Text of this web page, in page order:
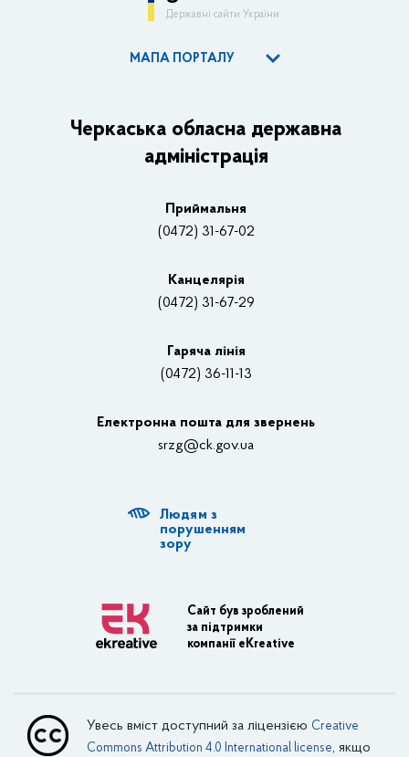
Державні сайти України
МАПА ПОРТАЛУ
Керівництво адміністрації
Основні завдання та нормативно-правові засади
Нагороди
Контакти
Структурні підрозділи ОДА
Діяльність ОДА
Транспортна інфраструктура
Внутрішній водний транспорт
Черкаська обласна державна
адміністрація
Приймальня
(0472) 31-67-02
Канцелярiя
(0472) 31-67-29
Гаряча лінія
(0472) 36-11-13
Електронна пошта для звернень
srzg@ck.gov.ua
Людям з
порушенням
зору
Сайт був зроблений
за підтримки
компанії eKreative
Увесь вміст доступний за ліцензією Creative
Commons Attribution 4.0 International license, якщо